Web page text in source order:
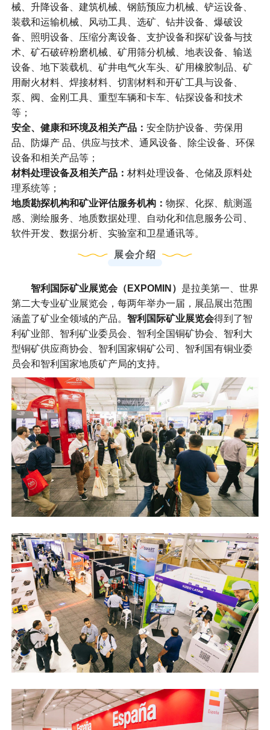
械、升降设备、建筑机械、钢筋预应力机械、铲运设备、
装载和运输机械、风动工具、选矿、钻井设备、爆破设
备、照明设备、压缩分离设备、支护设备和探矿设备与技
术、矿石破碎粉磨机械、矿用筛分机械、地表设备、输送
设备、地下装载机、矿井电气火车头、矿用橡胶制品、矿
用耐火材料、焊接材料、切割材料和开矿工具与设备、
泵、阀、金刚工具、重型车辆和卡车、钻探设备和技术
等；
安全、健康和环境及相关产品： 安全防护设备、劳保用
品、防爆产 品、供应与技术、通风设备、除尘设备、环保
设备和相关产品等；
材料处理设备及相关产品： 材料处理设备、仓储及原料处
理系统等；
地质勘探机构和矿业评估服务机构： 物探、化探、航测遥
感、测绘服务、地质数据处理、自动化和信息服务公司、
软件开发、数据分析、实验室和卫星通讯等。
展会介绍
智利国际矿业展览会（EXPOMIN） 是拉美第一、世界
第二大专业矿业展览会，每两年举办一届，展品展出范围
涵盖了矿业全领域的产品。 智利国际矿业展览会得到了智
利矿业部、智利矿业委员会、智利全国铜矿协会、智利大
型铜矿供应商协会、智利国家铜矿公司、智利国有铜业委
员会和智利国家地质矿产局的支持。